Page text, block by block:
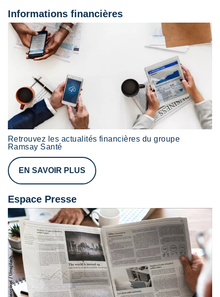
Informations financières
Retrouvez les actualités financières du groupe
Ramsay Santé
EN SAVOIR PLUS
Espace Presse